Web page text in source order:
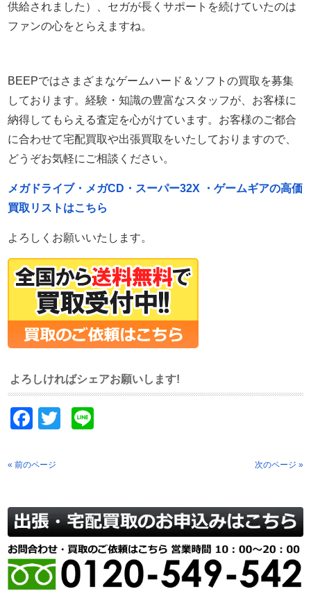
供給されました）、セガが長くサポートを続けていたのは
ファンの心をとらえますね。
BEEPではさまざまなゲームハード＆ソフトの買取を募集
しております。経験・知識の豊富なスタッフが、お客様に
納得してもらえる査定を心がけています。お客様のご都合
に合わせて宅配買取や出張買取をいたしておりますので、
どうぞお気軽にご相談ください。
メガドライブ・メガCD・スーパー32X ・ゲームギアの高価
買取リストはこちら
よろしくお願いいたします。
よろしければシェアお願いします!
Facebook
Twitter
« 前のページ 次のページ »